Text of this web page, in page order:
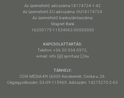
Az üzemeltető adószáma:18174724-1-42
Az üzemeltető EU adószáma: HU18174724
Az üzemeltető bankszámlaszáma:
Magnet Bank
16200175-11534062-00000000
KAPCSOLATTARTÁS:
Telefon: +36 20 934 0972,
e-mail: info [@] spiritusz [.] hu
TÁRHELY:
CON MÉDIA Kft (6000 Kecskemét, Csóka u. 26.
Cégjegyzékszám: 03-09-115965. Adószám: 14275270-2-03